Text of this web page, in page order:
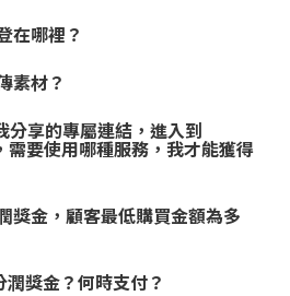
在哪裡？
素材？
享的專屬連結，進入到
要使用哪種服務，我才能獲得
獎金，顧客最低購買金額為多
獎金？何時支付？